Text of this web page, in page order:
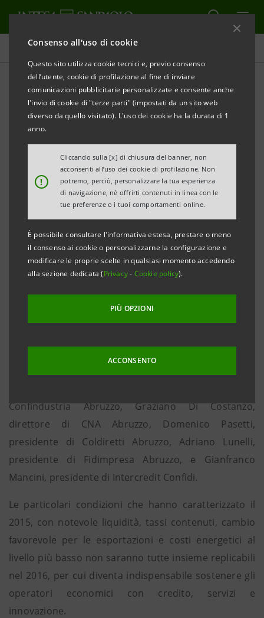
Consenso all'uso di cookie
Questo sito utilizza cookie tecnici e, previo consenso
dell’utente, cookie di profilazione al fine di inviare
comunicazioni pubblicitarie personalizzate e consente anche
l'invio di cookie di "terze parti" (impostati da un sito web
diverso da quello visitato). L'uso dei cookie ha la durata di 1
anno.
!
Cliccando sulla [x] di chiusura del banner, non
acconsenti all’uso dei cookie di profilazione. Non
potremo, perciò, personalizzare la tua esperienza
di navigazione, né offrirti contenuti in linea con le
tue preferenze o i tuoi comportamenti online.
È possibile consultare l'informativa estesa, prestare o meno
il consenso ai cookie o personalizzarne la configurazione e
modificare le proprie scelte in qualsiasi momento accedendo
alla sezione dedicata (Privacy- Cookie policy).
PIÙ OPZIONI
ACCONSENTO
Comunicati stampa
STAMPA AGGIORNA
CRESCERE IN ABRUZZO CON LE IMPRESE
delle imprese abruzzesi
Pescara, 2 marzo 2016.Banca dell’Adriatico
scommette sulla crescita delle imprese abruzzesi e
mette a disposizione 300 milioni per finanziare
progetti di investimento, migliorare l’assetto
creditizio e sostenere la liquidità aziendale.
Queste le caratteristiche dell’iniziativa Crescere in
Confindustria Abruzzo, Graziano Di Costanzo,
direttore di CNA Abruzzo, Domenico Pasetti,
presidente di Coldiretti Abruzzo, Adriano Lunelli,
presidente di Fidimpresa Abruzzo, e Gianfranco
Mancini, presidente di Intercredit Confidi.
Le particolari condizioni che hanno caratterizzato il
2015, con notevole liquidità, tassi contenuti, cambio
favorevole per le esportazioni e costi energetici al
livello più basso non saranno tutte insieme replicabili
nel 2016, per cui diventa indispensabile sostenere gli
operatori economici con credito, servizi e
innovazione.